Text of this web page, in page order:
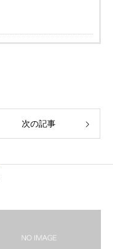
次の記事